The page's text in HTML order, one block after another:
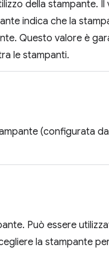
della stampante. Il
indica che la
Questo valore è
le stampanti.
(configurata
Può essere
la stampante